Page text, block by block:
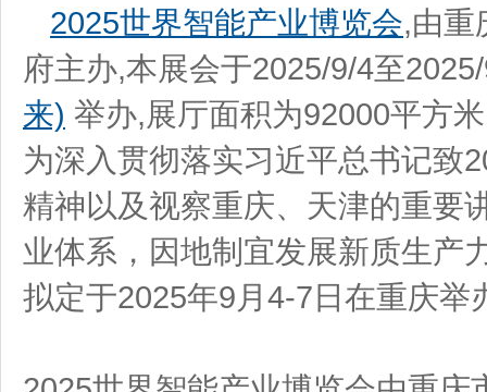
2025世界智能产业博览会,由重
府主办,本展会于2025/9/4至
来) 举办,展厅面积为92000平方
为深入贯彻落实习近平总书记致
精神以及视察重庆、天津的重要
业体系，因地制宜发展新质生产
拟定于2025年9月4-7日在重庆举